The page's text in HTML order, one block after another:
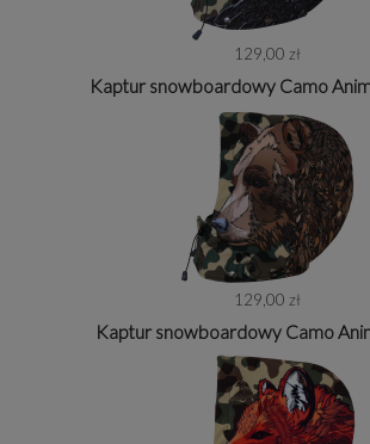
129,00 zł
Kaptur snowboardowy Camo
129,00 zł
Kaptur snowboardowy Camo